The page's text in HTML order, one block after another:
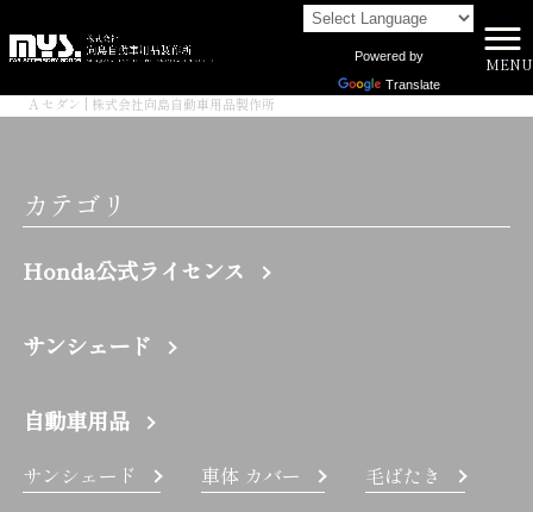
Powered by
Translate
MENU
A セダン | 株式会社向島自動車用品製作所
カテゴリ
Honda公式ライセンス
サンシェード
自動車用品
サンシェード 車体 カバー
毛ばたき